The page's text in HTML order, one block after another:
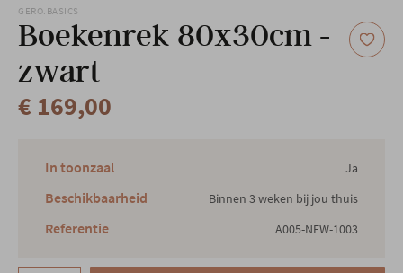
GERO.BASICS
Boekenrek 80x30cm -
zwart
€ 169,00
In toonzaal Ja
Beschikbaarheid Binnen 3 weken bij jou thuis
Referentie A005-NEW-1003